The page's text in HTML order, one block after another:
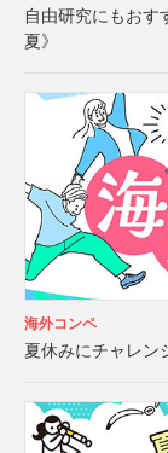
自由研究にもおす
夏》
海外コンペ
夏休みにチャレン